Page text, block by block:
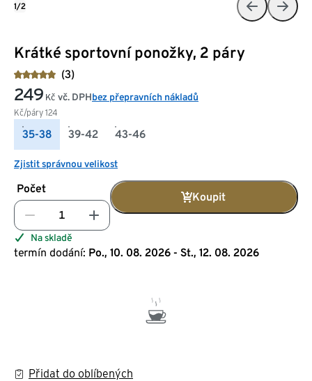
Krátké sportovní ponožky, 2 páry
(3)
249 Kč
Kč/páry 124
vč. DPHbez přepravních nákladů
35-38 39-42 43-46
Zjistit správnou velikost
Počet
Koupit
Na skladě
termín dodání: Po., 10. 08. 2026 - St., 12. 08. 2026
Přidat do oblíbených
1/2